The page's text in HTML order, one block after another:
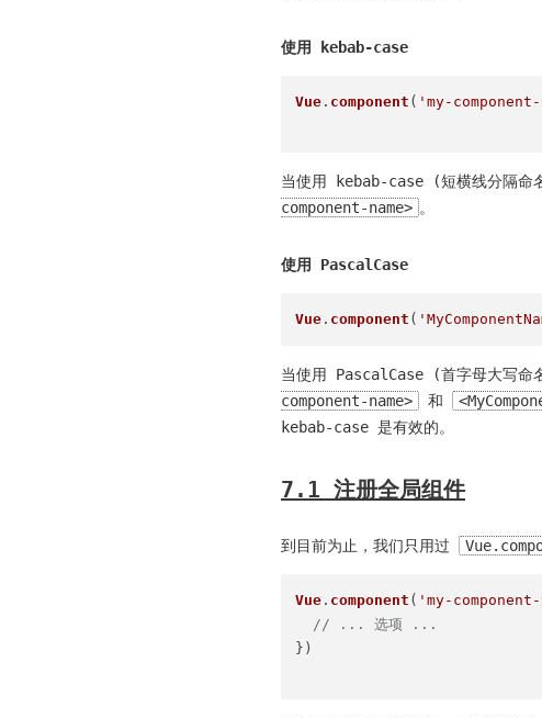
使用 kebab-case
Vue . component ( 'my-component-
当使用 kebab-case (短横线分隔命
component-name> 。
使用 PascalCase
Vue . component (
当使用 PascalCase (首字母大写命
component-name>
和
kebab-case 是有效的。
7.1 注册全局组件
到目前为止，我们只用过
Vue . component ( 'my-component-
// ... 选项 ...
})